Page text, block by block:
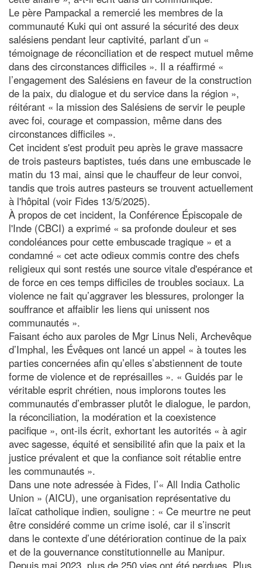
Le père Pampackal a remercié les membres de la
communauté Kuki qui ont assuré la sécurité des deux
salésiens pendant leur captivité, parlant d’un «
témoignage de réconciliation et de respect mutuel même
dans des circonstances difficiles ». Il a réaffirmé «
l’engagement des Salésiens en faveur de la construction
de la paix, du dialogue et du service dans la région »,
réitérant « la mission des Salésiens de servir le peuple
avec foi, courage et compassion, même dans des
circonstances difficiles ».
Cet incident s'est produit peu après le grave massacre
de trois pasteurs baptistes, tués dans une embuscade le
matin du 13 mai, ainsi que le chauffeur de leur convoi,
tandis que trois autres pasteurs se trouvent actuellement
à l'hôpital (voir Fides 13/5/2025).
À propos de cet incident, la Conférence Épiscopale de
l'Inde (CBCI) a exprimé « sa profonde douleur et ses
condoléances pour cette embuscade tragique » et a
condamné « cet acte odieux commis contre des chefs
religieux qui sont restés une source vitale d'espérance et
de force en ces temps difficiles de troubles sociaux. La
violence ne fait qu’aggraver les blessures, prolonger la
souffrance et affaiblir les liens qui unissent nos
communautés ».
Faisant écho aux paroles de Mgr Linus Neli, Archevêque
d’Imphal, les Évêques ont lancé un appel « à toutes les
parties concernées afin qu’elles s’abstiennent de toute
forme de violence et de représailles ». « Guidés par le
véritable esprit chrétien, nous implorons toutes les
communautés d’embrasser plutôt le dialogue, le pardon,
la réconciliation, la modération et la coexistence
pacifique », ont-ils écrit, exhortant les autorités « à agir
avec sagesse, équité et sensibilité afin que la paix et la
justice prévalent et que la confiance soit rétablie entre
les communautés ».
Dans une note adressée à Fides, l’« All India Catholic
Union » (AICU), une organisation représentative du
laïcat catholique indien, souligne : « Ce meurtre ne peut
être considéré comme un crime isolé, car il s’inscrit
dans le contexte d’une détérioration continue de la paix
et de la gouvernance constitutionnelle au Manipur.
Depuis mai 2023, plus de 250 vies ont été perdues. Plus